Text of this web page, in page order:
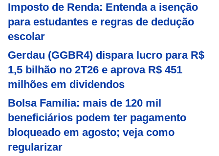
Imposto de Renda: Entenda a isenção
para estudantes e regras de dedução
escolar
Gerdau (GGBR4) dispara lucro para R$
1,5 bilhão no 2T26 e aprova R$ 451
milhões em dividendos
Bolsa Família: mais de 120 mil
beneficiários podem ter pagamento
bloqueado em agosto; veja como
regularizar